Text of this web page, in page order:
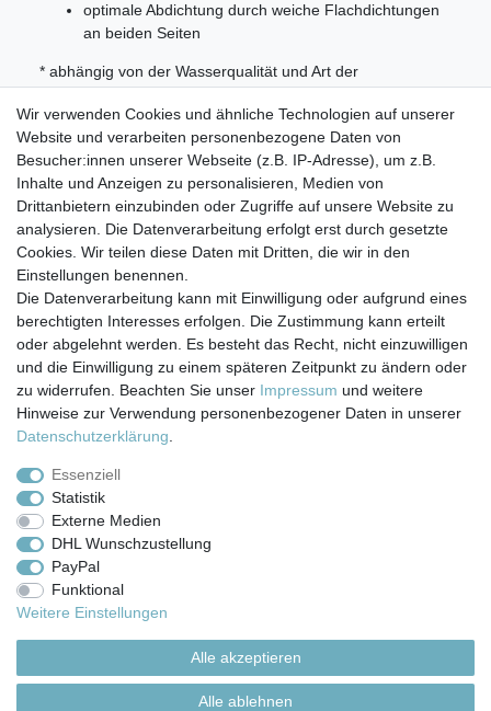
optimale Abdichtung durch weiche Flachdichtungen
an beiden Seiten
* abhängig von der Wasserqualität und Art der
Lieferumfang:
6x TWaLa 10 Zoll Aktivkohleblock Wasserfilter 10
Mikron
Impressum Daten­schutz­erklärung AGB
Barrierefreiheitserklärung Widerrufs­recht
Versand- & Zahlungsbedingungen
Wir verwenden Cookies und ähnliche Technologien auf unserer
Website und verarbeiten personenbezogene Daten von
Besucher:innen unserer Webseite (z.B. IP-Adresse), um z.B.
Inhalte und Anzeigen zu personalisieren, Medien von
Drittanbietern einzubinden oder Zugriffe auf unsere Website zu
analysieren. Die Datenverarbeitung erfolgt erst durch gesetzte
Cookies. Wir teilen diese Daten mit Dritten, die wir in den
Einstellungen benennen.
Die Datenverarbeitung kann mit Einwilligung oder aufgrund eines
berechtigten Interesses erfolgen. Die Zustimmung kann erteilt
oder abgelehnt werden. Es besteht das Recht, nicht einzuwilligen
und die Einwilligung zu einem späteren Zeitpunkt zu ändern oder
zu widerrufen. Beachten Sie unser Impressum und weitere
Hinweise zur Verwendung personenbezogener Daten in unserer
Daten­schutz­erklärung
Essenziell
Statistik
Externe Medien
DHL Wunschzustellung
PayPal
Funktional
Weitere Einstellungen
Alle akzeptieren
Alle ablehnen